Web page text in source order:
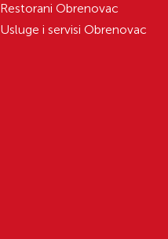
Restorani Obrenovac
Usluge i servisi Obrenovac